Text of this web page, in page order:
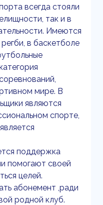
всегда стояли
так и в
Имеются
в баскетболе
мире. В
являются
спорте,
поддержка
помогают своей
целей.
абонемент ,ради
родной клуб.